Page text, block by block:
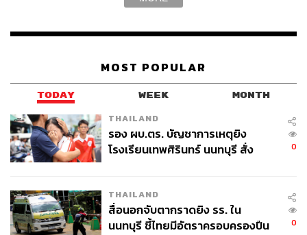
Try
MOST POPULAR
TODAY WEEK MONTH
THAILAND
รอง ผบ.ตร. บัญชาการเหตุยิง
โรงเรียนเทพศิรินทร์ นนทบุรี สั่ง
0
THAILAND
สื่อนอกจับตากราดยิง รร. ใน
นนทบุรี ชี้ไทยมีอัตราครอบครองปืน
0